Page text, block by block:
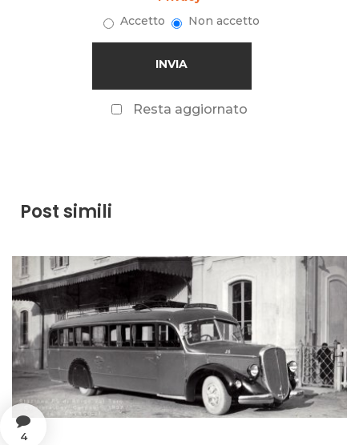
Accetto
Non accetto
Resta aggiornato
Post simili
4